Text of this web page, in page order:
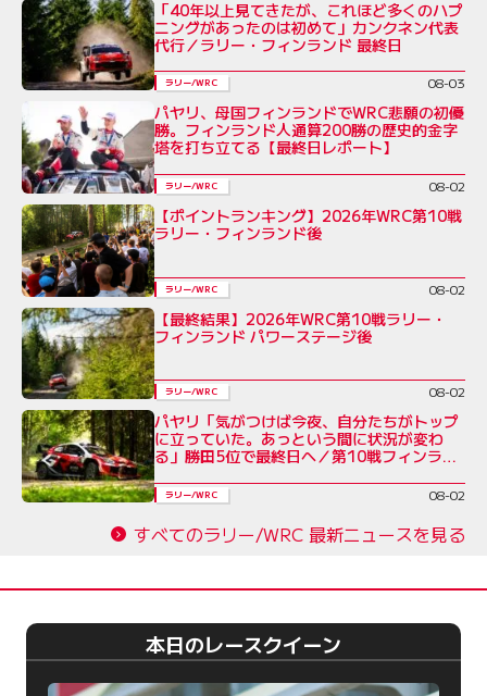
「40年以上見てきたが、これほど多くのハプ
ニングがあったのは初めて」カンクネン代表
代行／ラリー・フィンランド 最終日
ラリー/WRC 08-03
パヤリ、母国フィンランドでWRC悲願の初優
勝。フィンランド人通算200勝の歴史的金字
塔を打ち立てる【最終日レポート】
ラリー/WRC 08-02
【ポイントランキング】2026年WRC第10戦
ラリー・フィンランド後
ラリー/WRC 08-02
【最終結果】2026年WRC第10戦ラリー・
フィンランド パワーステージ後
ラリー/WRC 08-02
パヤリ「気がつけば今夜、自分たちがトップ
に立っていた。あっという間に状況が変わ
る」勝田5位で最終日へ／第10戦フィンラン
ラリー/WRC 08-02
すべてのラリー/WRC 最新ニュースを見る
本日のレースクイーン